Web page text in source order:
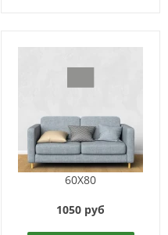
60X80
1050 руб